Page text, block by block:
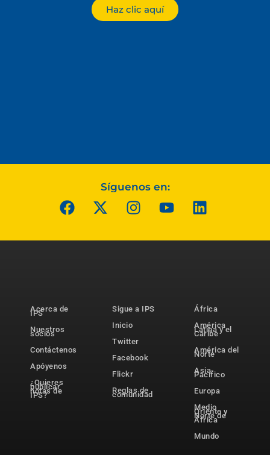
Haz clic aquí
Síguenos en:
Acerca de
IPS
Nuestros
socios
Contáctenos
Apóyenos
¿Quieres
publicar
notas de
IPS?
Sigue a IPS
Inicio
Twitter
Facebook
Flickr
Reglas de
comunidad
África
América
Latina y el
Caribe
América del
Norte
Asia-
Pacífico
Europa
Medio
Oriente y
Norte de
África
Mundo